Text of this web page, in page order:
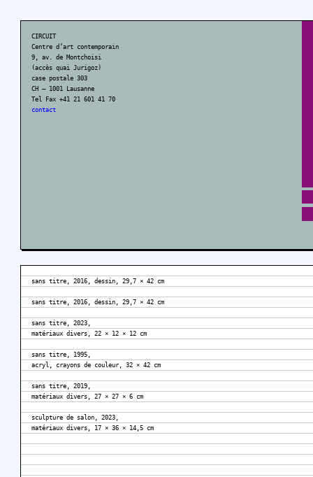
CIRCUIT
Centre d’art contemporain
9, av. de Montchoisi
(accès quai Jurigoz)
case postale 303
CH – 1001 Lausanne
Tel Fax +41 21 601 41 70
contact
sans titre, 2016, dessin, 29,7 × 42 cm
sans titre, 2016, dessin, 29,7 × 42 cm
sans titre, 2023,
matériaux divers, 22 × 12 × 12 cm
sans titre, 1995,
acryl, crayons de couleur, 32 × 42 cm
sans titre, 2019,
matériaux divers, 27 × 27 × 6 cm
sculpture de salon, 2023,
matériaux divers, 17 × 36 × 14,5 cm